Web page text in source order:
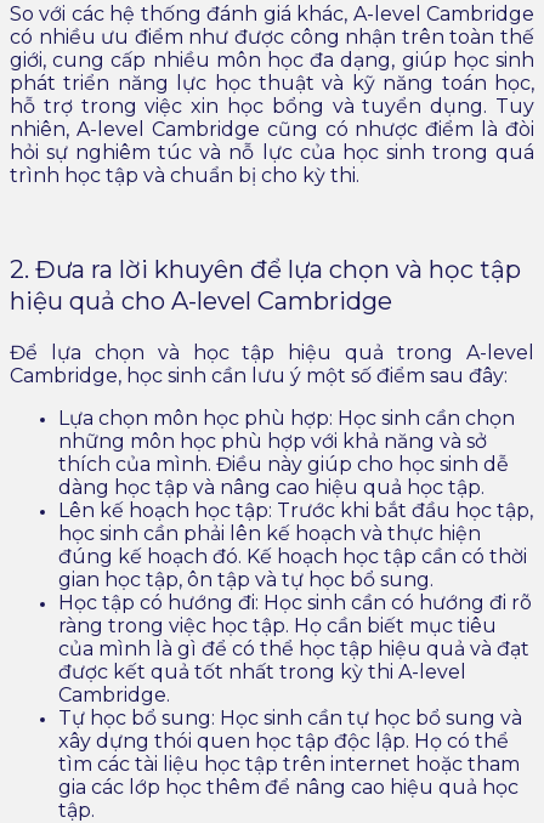
So với các hệ thống đánh giá khác, A-level Cambridge
có nhiều ưu điểm như được công nhận trên toàn thế
giới, cung cấp nhiều môn học đa dạng, giúp học sinh
phát triển năng lực học thuật và kỹ năng toán học,
hỗ trợ trong việc xin học bổng và tuyển dụng. Tuy
nhiên, A-level Cambridge cũng có nhược điểm là đòi
hỏi sự nghiêm túc và nỗ lực của học sinh trong quá
trình học tập và chuẩn bị cho kỳ thi.
2. Đưa ra lời khuyên để lựa chọn và học tập
hiệu quả cho A-level Cambridge
Để lựa chọn và học tập hiệu quả trong A-level
Cambridge, học sinh cần lưu ý một số điểm sau đây:
Lựa chọn môn học phù hợp: Học sinh cần chọn
những môn học phù hợp với khả năng và sở
thích của mình. Điều này giúp cho học sinh dễ
dàng học tập và nâng cao hiệu quả học tập.
Lên kế hoạch học tập: Trước khi bắt đầu học tập,
học sinh cần phải lên kế hoạch và thực hiện
đúng kế hoạch đó. Kế hoạch học tập cần có thời
gian học tập, ôn tập và tự học bổ sung.
Học tập có hướng đi: Học sinh cần có hướng đi rõ
ràng trong việc học tập. Họ cần biết mục tiêu
của mình là gì để có thể học tập hiệu quả và đạt
được kết quả tốt nhất trong kỳ thi A-level
Cambridge.
Tự học bổ sung: Học sinh cần tự học bổ sung và
xây dựng thói quen học tập độc lập. Họ có thể
tìm các tài liệu học tập trên internet hoặc tham
gia các lớp học thêm để nâng cao hiệu quả học
tập.